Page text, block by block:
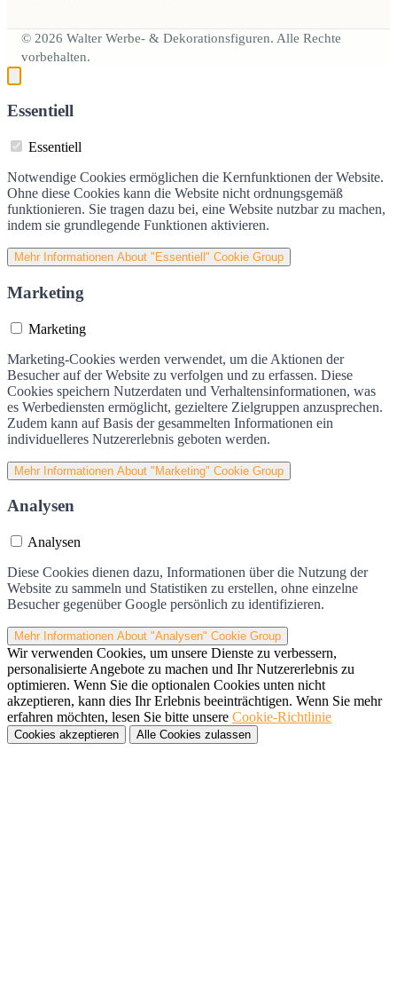
© 2026 Walter Werbe- & Dekorationsfiguren. Alle Rechte
vorbehalten.
Essentiell
Essentiell
Notwendige Cookies ermöglichen die Kernfunktionen der Website.
Ohne diese Cookies kann die Website nicht ordnungsgemäß
funktionieren. Sie tragen dazu bei, eine Website nutzbar zu machen,
indem sie grundlegende Funktionen aktivieren.
Mehr Informationen About "Essentiell" Cookie Group
Marketing
Marketing
Marketing-Cookies werden verwendet, um die Aktionen der
Besucher auf der Website zu verfolgen und zu erfassen. Diese
Cookies speichern Nutzerdaten und Verhaltensinformationen, was
es Werbediensten ermöglicht, gezieltere Zielgruppen anzusprechen.
Zudem kann auf Basis der gesammelten Informationen ein
individuelleres Nutzererlebnis geboten werden.
Mehr Informationen About "Marketing" Cookie Group
Analysen
Analysen
Diese Cookies dienen dazu, Informationen über die Nutzung der
Website zu sammeln und Statistiken zu erstellen, ohne einzelne
Besucher gegenüber Google persönlich zu identifizieren.
Mehr Informationen About "Analysen" Cookie Group
Wir verwenden Cookies, um unsere Dienste zu verbessern,
personalisierte Angebote zu machen und Ihr Nutzererlebnis zu
optimieren. Wenn Sie die optionalen Cookies unten nicht
akzeptieren, kann dies Ihr Erlebnis beeinträchtigen. Wenn Sie mehr
erfahren möchten, lesen Sie bitte unsere Cookie-Richtlinie
Cookies akzeptieren Alle Cookies zulassen